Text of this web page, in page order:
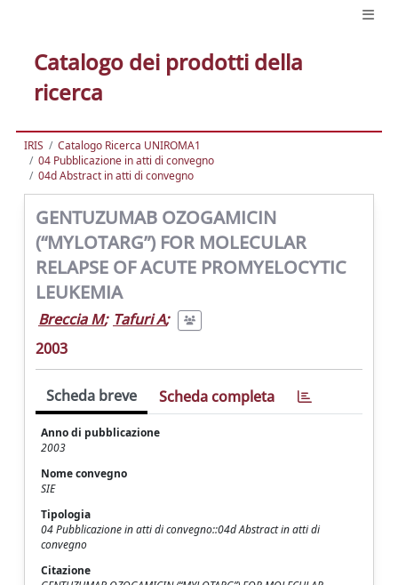
Catalogo dei prodotti della
ricerca
IRIS
Catalogo Ricerca UNIROMA1
04 Pubblicazione in atti di convegno
04d Abstract in atti di convegno
GENTUZUMAB OZOGAMICIN
(“MYLOTARG”) FOR MOLECULAR
RELAPSE OF ACUTE PROMYELOCYTIC
LEUKEMIA
Breccia M; Tafuri A;
2003
Scheda breve Scheda completa
Anno di pubblicazione
2003
Nome convegno
SIE
Tipologia
04 Pubblicazione in atti di convegno::04d Abstract in atti di
convegno
Citazione